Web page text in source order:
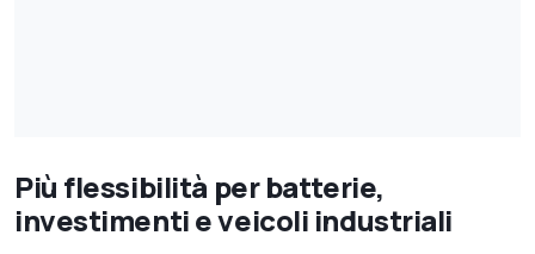
Più flessibilità per batterie,
investimenti e veicoli industriali